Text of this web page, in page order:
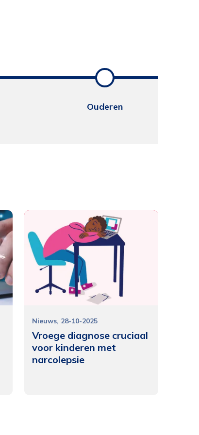
Ouderen
Vroege diagnose cruciaal
voor kinderen met
narcolepsie
Nieuws 28-10-2025